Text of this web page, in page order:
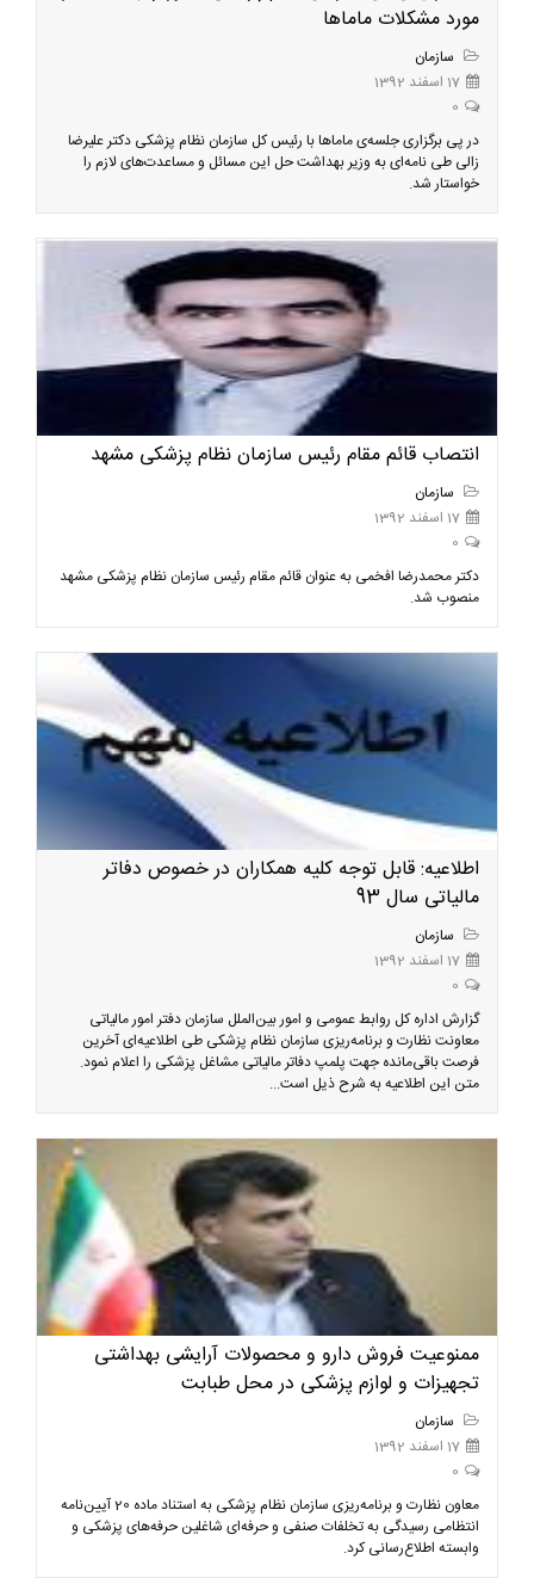
مورد مشکلات ماماها
سازمان
17 اسفند 1392
0
در پی برگزاری جلسه‌‌ی ماماها با رئیس کل سازمان نظام پزشکی دکتر علیرضا
زالی طی نامه‌ای به وزیر بهداشت حل این مسائل و مساعدت‌های لازم را
خواستار شد.
انتصاب قائم مقام رئیس سازمان نظام پزشکی مشهد
سازمان
17 اسفند 1392
0
دکتر محمدرضا افخمی به عنوان قائم مقام رئیس سازمان نظام پزشکی مشهد
منصوب شد.
اطلاعیه‌: قابل توجه کلیه همکاران در خصوص دفاتر
مالیاتی سال 93
سازمان
17 اسفند 1392
0
گزارش اداره کل روابط عمومی و امور بین‌الملل سازمان دفتر امور مالیاتی
معاونت نظارت و برنامه‌ریزی سازمان نظام پزشکی طی اطلاعیه‌ای آخرین
فرصت باقی‌مانده جهت پلمپ دفاتر مالیاتی مشاغل پزشکی را اعلام نمود.
متن این اطلاعیه به شرح ذیل است...
ممنوعیت فروش دارو و محصولات آرایشی بهداشتی
تجهیزات و لوازم پزشکی در محل طبابت
سازمان
17 اسفند 1392
0
معاون نظارت و برنامه‌ریزی سازمان نظام پزشکی به استناد ماده 20 آیین‌نامه
انتظامی رسیدگی به تخلفات صنفی و حرفه‌ای شاغلین حرفه‌های پزشکی و
وابسته اطلاع‌رسانی کرد.